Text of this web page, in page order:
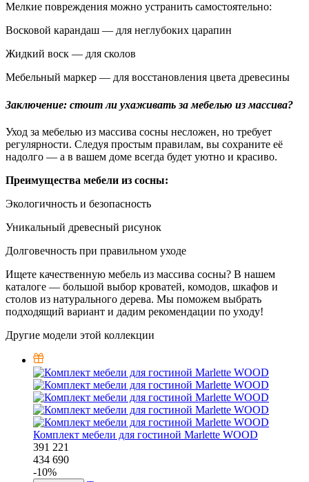
Мелкие повреждения можно устранить самостоятельно:
Восковой карандаш — для неглубоких царапин
Жидкий воск — для сколов
Мебельный маркер — для восстановления цвета древесины
Заключение: стоит ли ухаживать за мебелью из массива?
Уход за мебелью из массива сосны несложен, но требует
регулярности. Следуя простым правилам, вы сохраните её
надолго — а в вашем доме всегда будет уютно и красиво.
Преимущества мебели из сосны:
Экологичность и безопасность
Уникальный древесный рисунок
Долговечность при правильном уходе
Ищете качественную мебель из массива сосны? В нашем
каталоге — большой выбор кроватей, комодов, шкафов и
столов из натурального дерева. Мы поможем выбрать
подходящий вариант и дадим рекомендации по уходу!
Другие модели этой коллекции
Комплект мебели для гостиной Marlette WOOD
391 221
434 690
-10%